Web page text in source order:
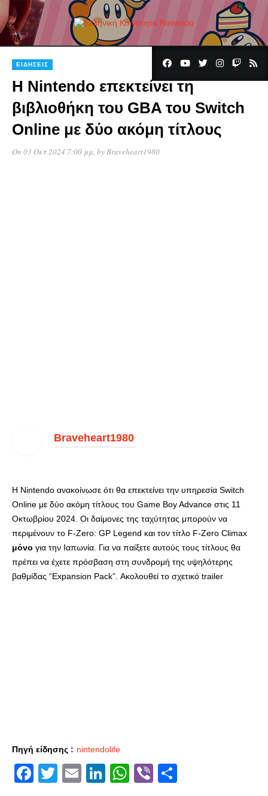
ΕΙΔΉΣΕΙΣ
Η Nintendo επεκτείνει τη
βιβλιοθήκη του GBA του Switch
Online με δύο ακόμη τίτλους
On 03 Οκτ 2024 7:00 μμ , by Braveheart1980
Braveheart1980
Η Nintendo ανακοίνωσε ότι θα επεκτείνει την υπηρεσία Switch
Online με δύο ακόμη τίτλους του Game Boy Advance στις 11
Οκτωβρίου 2024. Οι δαίμονες της ταχύτητας μπορούν να
περιμένουν το F-Zero: GP Legend και τον τίτλο F-Zero Climax
μόνο για την Ιαπωνία. Για να παίξετε αυτούς τους τίτλους θα
πρέπει να έχετε πρόσβαση στη συνδρομή της υψηλότερης
βαθμίδας “Expansion Pack”. Ακολουθεί το σχετικό trailer
Πηγή είδησης : nintendolife
Facebook
Twitter
EmailLinkedIn
WhatsApp
Viber